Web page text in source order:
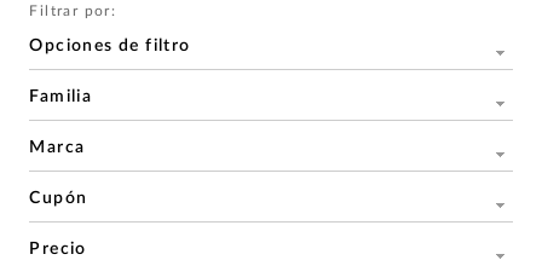
Filtrar por:
Opciones de filtro
Familia
Marca
Cupón
Precio